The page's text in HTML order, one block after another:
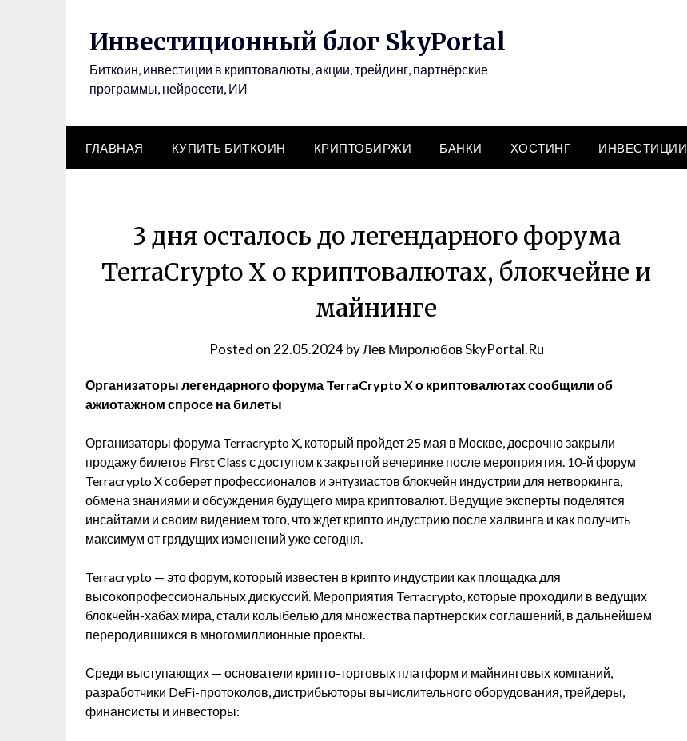
Инвестиционный блог SkyPortal
Биткоин, инвестиции в криптовалюты, акции, трейдинг, партнёрские
программы, нейросети, ИИ
ГЛАВНАЯ КУПИТЬ БИТКОИН КРИПТОБИРЖИ БАНКИ ХОСТИНГ ИНВЕСТИЦИИ
3 дня осталось до легендарного форума
TerraCrypto X о криптовалютах, блокчейне и
майнинге
Posted on 22.05.2024byЛев Миролюбов SkyPortal.Ru
Организаторы легендарного форума TerraCrypto X о криптовалютах сообщили об
ажиотажном спросе на билеты
Организаторы форума Terracrypto X, который пройдет 25 мая в Москве, досрочно закрыли
продажу билетов First Class с доступом к закрытой вечеринке после мероприятия. 10-й форум
Terracrypto X соберет профессионалов и энтузиастов блокчейн индустрии для нетворкинга,
обмена знаниями и обсуждения будущего мира криптовалют. Ведущие эксперты поделятся
инсайтами и своим видением того, что ждет крипто индустрию после халвинга и как получить
максимум от грядущих изменений уже сегодня.
Terracrypto — это форум, который известен в крипто индустрии как площадка для
высокопрофессиональных дискуссий. Мероприятия Terracrypto, которые проходили в ведущих
блокчейн-хабах мира, стали колыбелью для множества партнерских соглашений, в дальнейшем
переродившихся в многомиллионные проекты.
Среди выступающих — основатели крипто-торговых платформ и майнинговых компаний,
разработчики DeFi-протоколов, дистрибьюторы вычислительного оборудования, трейдеры,
финансисты и инвесторы: